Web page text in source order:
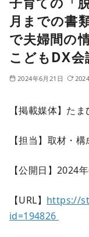
月までの書
で夫婦間の
こどもDX会
2024年6月21日
【掲載媒体】た
【担当】取材・
【公開日】2024
【URL】 https://
id=194826